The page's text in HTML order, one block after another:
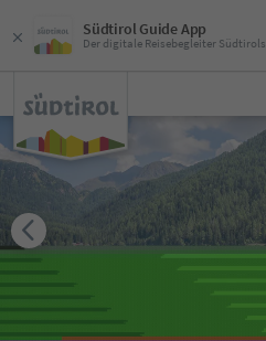
Südtirol Guide App
Der digitale Reisebegleiter Südtirols